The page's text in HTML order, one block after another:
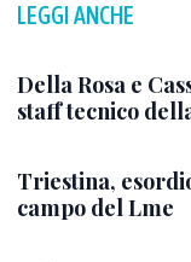
LEGGI ANCHE
Della Rosa e
staff tecnico
Triestina,
campo del Lme